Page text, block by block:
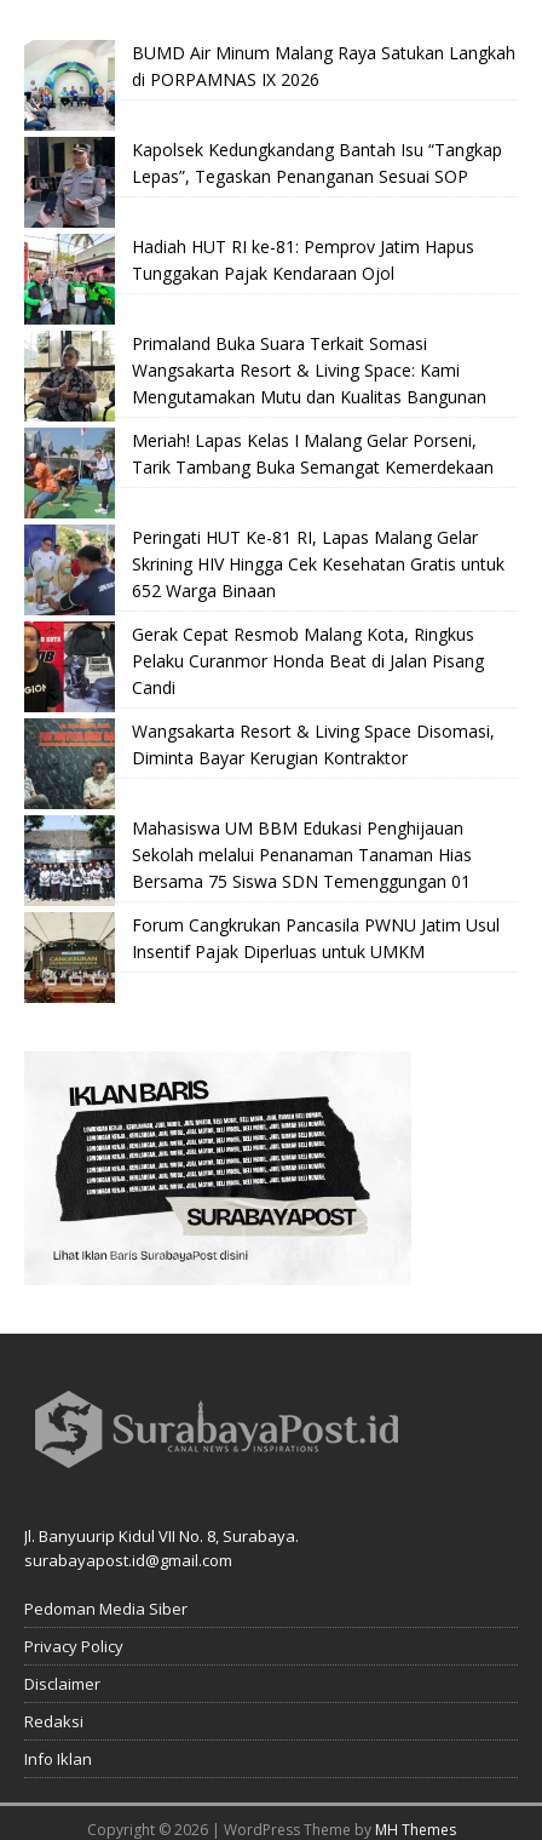
BUMD Air Minum Malang Raya Satukan Langkah
di PORPAMNAS IX 2026
Kapolsek Kedungkandang Bantah Isu “Tangkap
Lepas”, Tegaskan Penanganan Sesuai SOP
Hadiah HUT RI ke-81: Pemprov Jatim Hapus
Tunggakan Pajak Kendaraan Ojol
Primaland Buka Suara Terkait Somasi
Wangsakarta Resort & Living Space: Kami
Mengutamakan Mutu dan Kualitas Bangunan
Meriah! Lapas Kelas I Malang Gelar Porseni,
Tarik Tambang Buka Semangat Kemerdekaan
Peringati HUT Ke-81 RI, Lapas Malang Gelar
Skrining HIV Hingga Cek Kesehatan Gratis untuk
652 Warga Binaan
Gerak Cepat Resmob Malang Kota, Ringkus
Pelaku Curanmor Honda Beat di Jalan Pisang
Candi
Wangsakarta Resort & Living Space Disomasi,
Diminta Bayar Kerugian Kontraktor
Mahasiswa UM BBM Edukasi Penghijauan
Sekolah melalui Penanaman Tanaman Hias
Bersama 75 Siswa SDN Temenggungan 01
Forum Cangkrukan Pancasila PWNU Jatim Usul
Insentif Pajak Diperluas untuk UMKM
Jl. Banyuurip Kidul VII No. 8, Surabaya.
surabayapost.id@gmail.com
Pedoman Media Siber
Privacy Policy
Disclaimer
Redaksi
Info Iklan
Copyright © 2026 | WordPress Theme by MH Themes